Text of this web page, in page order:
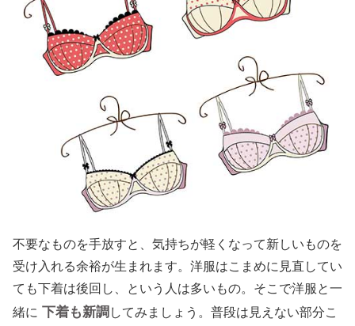
不要なものを手放すと、気持ちが軽くなって新しいものを
受け入れる余裕が生まれます。洋服はこまめに見直してい
ても下着は後回し、という人は多いもの。そこで洋服と一
緒に 下着も新調 してみましょう。普段は見えない部分こ